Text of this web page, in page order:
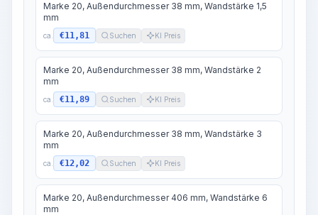
Marke 20, Außendurchmesser 38 mm, Wandstärke 1,5
mm
ca. €11,81 Suchen KI Preis
Marke 20, Außendurchmesser 38 mm, Wandstärke 2
mm
ca. €11,89 Suchen KI Preis
Marke 20, Außendurchmesser 38 mm, Wandstärke 3
mm
ca. €12,02 Suchen KI Preis
Marke 20, Außendurchmesser 406 mm, Wandstärke 6
mm